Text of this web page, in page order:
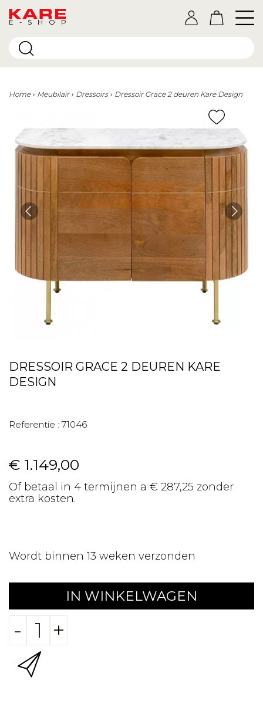
E-SHOP
Home Meubilair Dressoirs Dressoir Grace 2 deuren Kare Design
DRESSOIR GRACE 2 DEUREN KARE
DESIGN
Referentie : 71046
€ 1.149,00
Of betaal in 4 termijnen a € 287,25 zonder
extra kosten.
Wordt binnen 13 weken verzonden
IN WINKELWAGEN
- +